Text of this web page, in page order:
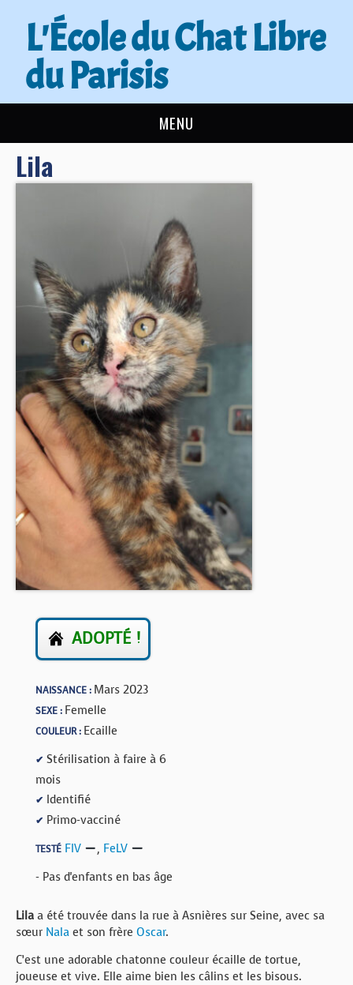
L'École du Chat Libre
du Parisis
MENU
L’ÉCOLE DU CHAT
NOUS AIDER
CONTACT
BOUTIQUE
FORUM
Lila
ADOPTÉ !
NAISSANCE : Mars 2023
SEXE : Femelle
COULEUR : Ecaille
✔ Stérilisation à faire à 6
mois
✔ Identifié
✔ Primo-vacciné
TESTÉ FIV , FeLV
- Pas d'enfants en bas âge
Lila a été trouvée dans la rue à Asnières sur Seine, avec sa
sœur Nala et son frère Oscar.
C’est une adorable chatonne couleur écaille de tortue,
joueuse et vive. Elle aime bien les câlins et les bisous.